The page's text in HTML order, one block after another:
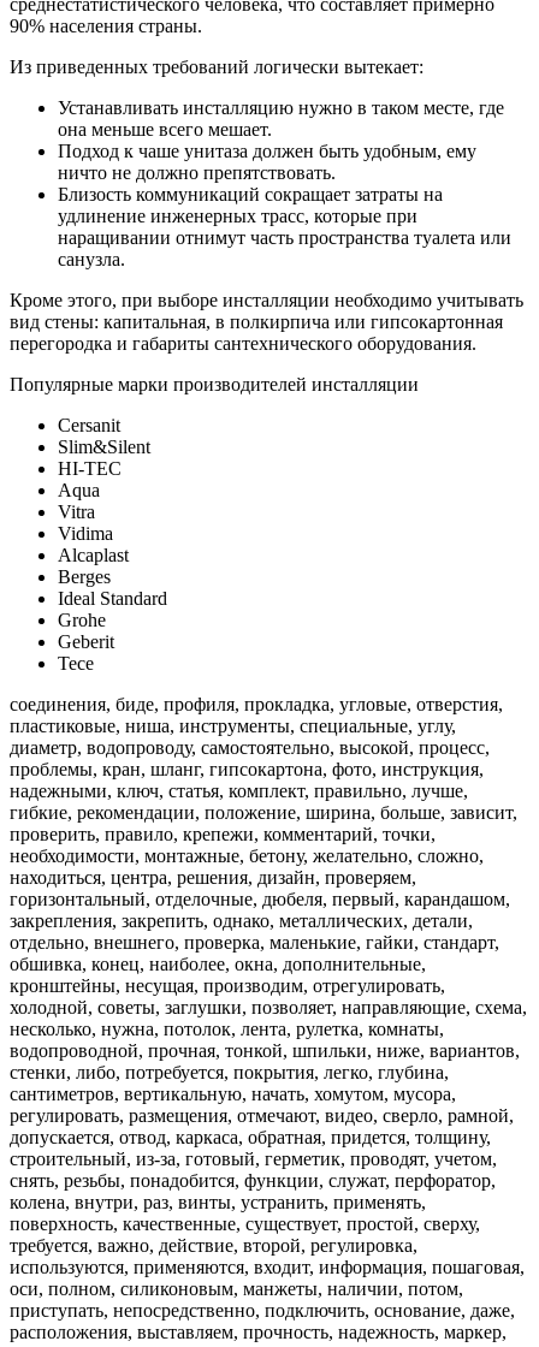
среднестатистического человека, что составляет примерно
90% населения страны.
Из приведенных требований логически вытекает:
Устанавливать инсталляцию нужно в таком месте, где
она меньше всего мешает.
Подход к чаше унитаза должен быть удобным, ему
ничто не должно препятствовать.
Близость коммуникаций сокращает затраты на
удлинение инженерных трасс, которые при
наращивании отнимут часть пространства туалета или
санузла.
Кроме этого, при выборе инсталляции необходимо учитывать
вид стены: капитальная, в полкирпича или гипсокартонная
перегородка и габариты сантехнического оборудования.
Популярные марки производителей инсталляции
Cersanit
Slim&Silent
HI-TEC
Aqua
Vitra
Vidima
Alcaplast
Berges
Ideal Standard
Grohe
Geberit
Tece
соединения, биде, профиля, прокладка, угловые, отверстия,
пластиковые, ниша, инструменты, специальные, углу,
диаметр, водопроводу, самостоятельно, высокой, процесс,
проблемы, кран, шланг, гипсокартона, фото, инструкция,
надежными, ключ, статья, комплект, правильно, лучше,
гибкие, рекомендации, положение, ширина, больше, зависит,
проверить, правило, крепежи, комментарий, точки,
необходимости, монтажные, бетону, желательно, сложно,
находиться, центра, решения, дизайн, проверяем,
горизонтальный, отделочные, дюбеля, первый, карандашом,
закрепления, закрепить, однако, металлических, детали,
отдельно, внешнего, проверка, маленькие, гайки, стандарт,
обшивка, конец, наиболее, окна, дополнительные,
кронштейны, несущая, производим, отрегулировать,
холодной, советы, заглушки, позволяет, направляющие, схема,
несколько, нужна, потолок, лента, рулетка, комнаты,
водопроводной, прочная, тонкой, шпильки, ниже, вариантов,
стенки, либо, потребуется, покрытия, легко, глубина,
сантиметров, вертикальную, начать, хомутом, мусора,
регулировать, размещения, отмечают, видео, сверло, рамной,
допускается, отвод, каркаса, обратная, придется, толщину,
строительный, из-за, готовый, герметик, проводят, учетом,
снять, резьбы, понадобится, функции, служат, перфоратор,
колена, внутри, раз, винты, устранить, применять,
поверхность, качественные, существует, простой, сверху,
требуется, важно, действие, второй, регулировка,
используются, применяются, входит, информация, пошаговая,
оси, полном, силиконовым, манжеты, наличии, потом,
приступать, непосредственно, подключить, основание, даже,
расположения, выставляем, прочность, надежность, маркер,